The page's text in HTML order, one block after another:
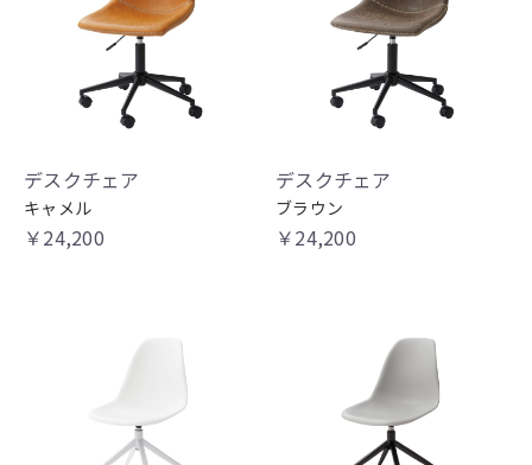
デスクチェア
キャメル
￥24,200
デスクチェア
ブラウン
￥24,200